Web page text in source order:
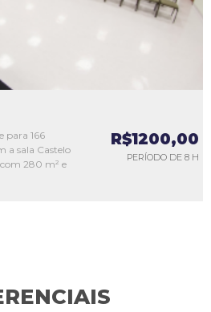
para 166
a sala Castelo
com 280 m² e
R$1200,00
PERÍODO DE 8 H